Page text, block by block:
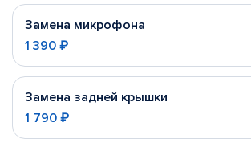
Замена микрофона
1 390 ₽
Замена задней крышки
1 790 ₽